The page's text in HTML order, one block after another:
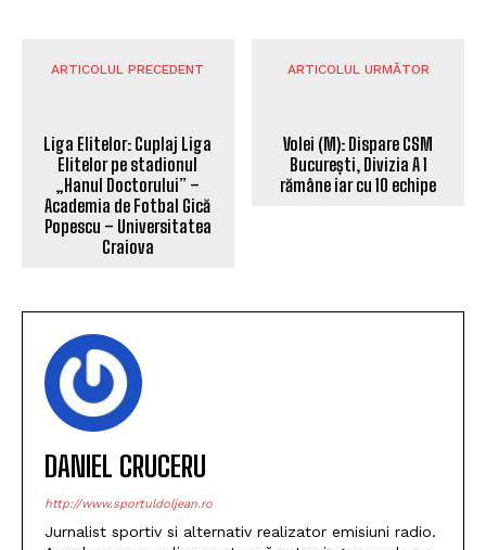
ARTICOLUL PRECEDENT
Liga Elitelor: Cuplaj Liga
Academia de Fotbal Gică
Craiova
ARTICOLUL URMĂTOR
Volei (M): Dispare CSM